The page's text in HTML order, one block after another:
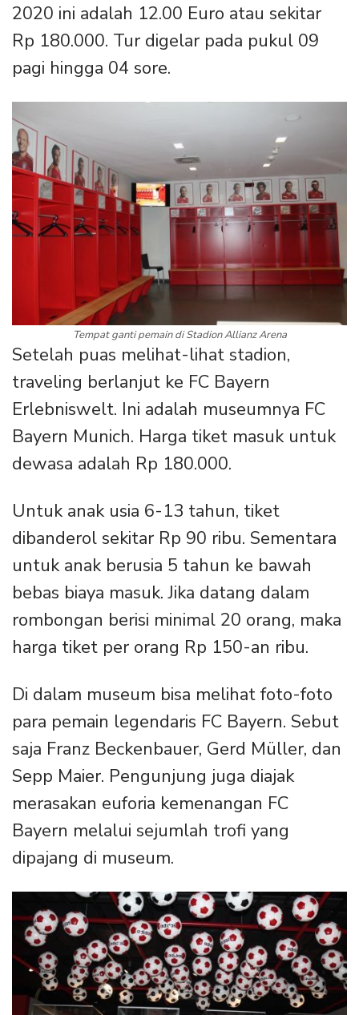
2020 ini adalah 12.00 Euro atau sekitar
Rp 180.000. Tur digelar pada pukul 09
pagi hingga 04 sore.
Tempat ganti pemain di Stadion Allianz Arena
Setelah puas melihat-lihat stadion,
traveling berlanjut ke FC Bayern
Erlebniswelt. Ini adalah museumnya FC
Bayern Munich. Harga tiket masuk untuk
dewasa adalah Rp 180.000.
Untuk anak usia 6-13 tahun, tiket
dibanderol sekitar Rp 90 ribu. Sementara
untuk anak berusia 5 tahun ke bawah
bebas biaya masuk. Jika datang dalam
rombongan berisi minimal 20 orang, maka
harga tiket per orang Rp 150-an ribu.
Di dalam museum bisa melihat foto-foto
para pemain legendaris FC Bayern. Sebut
saja Franz Beckenbauer, Gerd Müller, dan
Sepp Maier. Pengunjung juga diajak
merasakan euforia kemenangan FC
Bayern melalui sejumlah trofi yang
dipajang di museum.